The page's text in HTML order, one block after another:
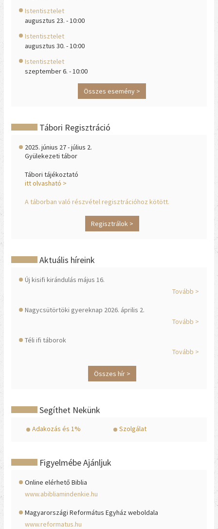
Istentisztelet
augusztus 23. - 10:00
Istentisztelet
augusztus 30. - 10:00
Istentisztelet
szeptember 6. - 10:00
Összes esemény >
Tábori Regisztráció
2025. június 27 - július 2.
Gyülekezeti tábor
Tábori tájékoztató
itt olvasható >
A táborban való részvétel regisztrációhoz kötött.
Regisztrálok >
Aktuális híreink
Új kisifi kirándulás május 16.
Tovább >
Nagycsütörtöki gyereknap 2026. április 2.
Tovább >
Téli ifi táborok
Tovább >
Összes hír >
Segíthet Nekünk
Adakozás és 1% Szolgálat
Figyelmébe Ajánljuk
Online elérhető Biblia
www.abibliamindenkie.hu
Magyarországi Református Egyház weboldala
www.reformatus.hu